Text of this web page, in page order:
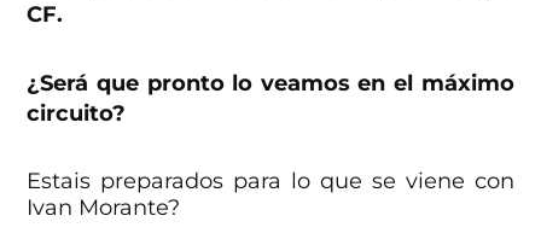
CF.
¿Será que pronto lo veamos en el máximo
circuito?
Estais preparados para lo que se viene con
Ivan Morante?